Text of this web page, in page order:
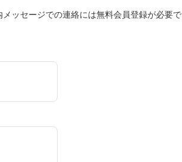
ッセージでの連絡には無料会員登録が必要で